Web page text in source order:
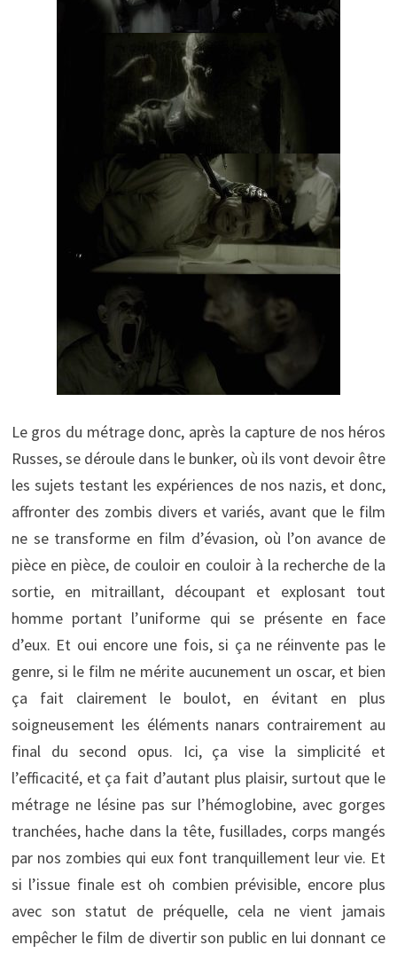
Le gros du métrage donc, après la capture de nos héros
Russes, se déroule dans le bunker, où ils vont devoir être
les sujets testant les expériences de nos nazis, et donc,
affronter des zombis divers et variés, avant que le film
ne se transforme en film d’évasion, où l’on avance de
pièce en pièce, de couloir en couloir à la recherche de la
sortie, en mitraillant, découpant et explosant tout
homme portant l’uniforme qui se présente en face
d’eux. Et oui encore une fois, si ça ne réinvente pas le
genre, si le film ne mérite aucunement un oscar, et bien
ça fait clairement le boulot, en évitant en plus
soigneusement les éléments nanars contrairement au
final du second opus. Ici, ça vise la simplicité et
l’efficacité, et ça fait d’autant plus plaisir, surtout que le
métrage ne lésine pas sur l’hémoglobine, avec gorges
tranchées, hache dans la tête, fusillades, corps mangés
par nos zombies qui eux font tranquillement leur vie. Et
si l’issue finale est oh combien prévisible, encore plus
avec son statut de préquelle, cela ne vient jamais
empêcher le film de divertir son public en lui donnant ce